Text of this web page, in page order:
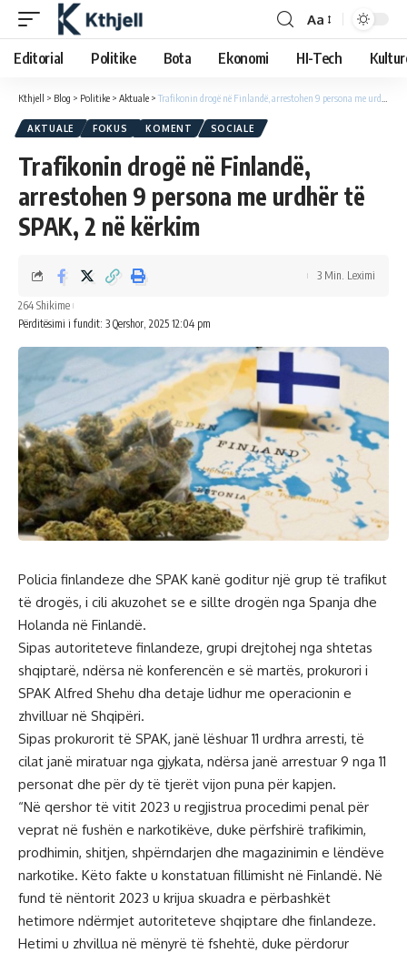
Aa
Editorial Politike Bota Ekonomi HI-Tech
Kthjell > Blog > Politike > Aktuale > Trafikonin drogë në Finlandë, arrestohen 9 persona me urdhër të SPAK, 2 në kërkim
AKTUALE FOKUS KOMENT SOCIALE
Trafikonin drogë në Finlandë,
arrestohen 9 persona me urdhër të
SPAK, 2 në kërkim
Përditësimi i fundit: 3 Qershor, 2025 12:04 pm
264 Shikime
3 Min. Leximi
Policia finlandeze dhe SPAK kanë goditur një grup të trafikut
të drogës, i cili akuzohet se e sillte drogën nga Spanja dhe
Holanda në Finlandë.
Sipas autoriteteve finlandeze, grupi drejtohej nga shtetas
shqiptarë, ndërsa në konferencën e së martës, prokurori i
SPAK Alfred Shehu dha detaje lidhur me operacionin e
zhvilluar në Shqipëri.
Sipas prokurorit të SPAK, janë lëshuar 11 urdhra arresti, të
cilat janë miratuar nga gjykata, ndërsa janë arrestuar 9 nga 11
personat dhe për dy të tjerët vijon puna për kapjen.
“Në qershor të vitit 2023 u regjistrua procedimi penal për
veprat në fushën e narkotikëve, duke përfshirë trafikimin,
prodhimin, shitjen, shpërndarjen dhe magazinimin e lëndëve
narkotike. Këto fakte u konstatuan fillimisht në Finlandë. Në
fund të nëntorit 2023 u krijua skuadra e përbashkët
hetimore ndërmjet autoriteteve shqiptare dhe finlandeze.
Hetimi u zhvillua në mënyrë të fshehtë, duke përdorur